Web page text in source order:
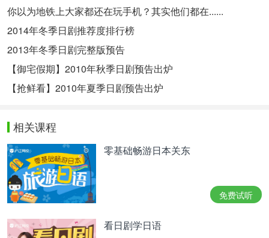
你以为地铁上大家都还在玩手机？其实他们都在......
2014年冬季日剧推荐度排行榜
2013年冬季日剧完整版预告
【御宅假期】2010年秋季日剧预告出炉
【抢鲜看】2010年夏季日剧预告出炉
相关课程
零基础畅游日本关东
免费试听
看日剧学日语